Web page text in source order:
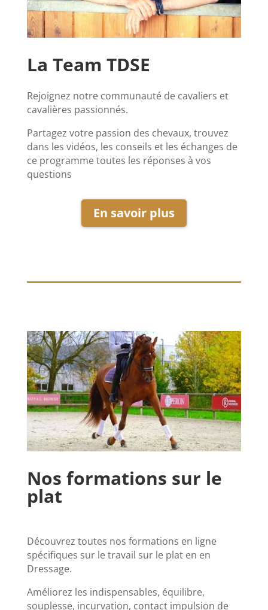
La Team TDSE
Rejoignez notre communauté de cavaliers et
cavalières passionnés.
Partagez votre passion des chevaux, trouvez
dans les vidéos, les conseils et les échanges de
ce programme toutes les réponses à vos
questions
En savoir plus
Nos formations sur le
plat
Découvrez toutes nos formations en ligne
spécifiques sur le travail sur le plat en en
Dressage.
Améliorez les indispensables, équilibre,
souplesse, incurvation, contact impulsion de